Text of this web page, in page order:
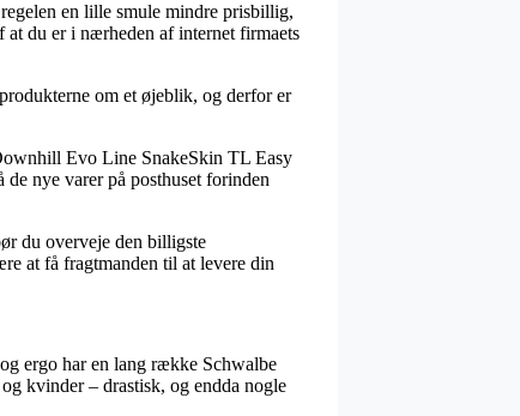
en lille smule mindre prisbillig,
at du er i nærheden af internet firmaets
om et øjeblik, og derfor er
Evo Line SnakeSkin TL Easy
nye varer på posthuset forinden
du overveje den billigste
at få fragtmanden til at levere din
ergo har en lang række Schwalbe
kvinder – drastisk, og endda nogle